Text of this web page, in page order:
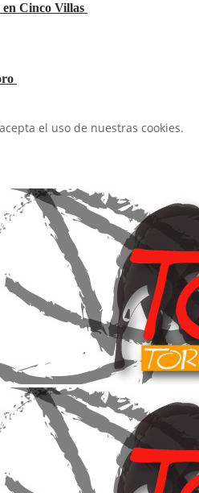
en Cinco Villas
el uso de nuestras cookies.